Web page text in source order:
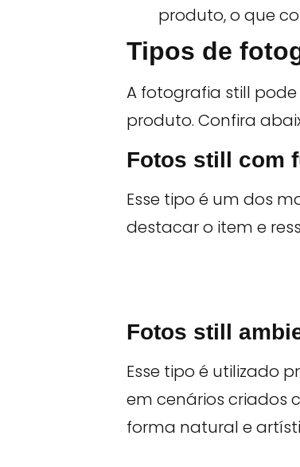
produto, o que
Tipos de
A fotografia still
produto. Confira
Fotos still com
Esse tipo é um dos
destacar o item e
Fotos still
Esse tipo é utilizado
em cenários criados
forma natural e